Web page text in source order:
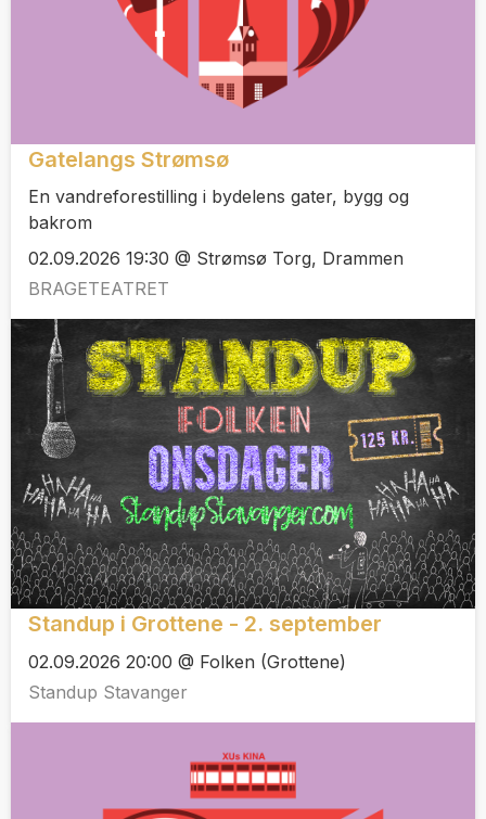
Gatelangs Strømsø
En vandreforestilling i bydelens gater, bygg og
bakrom
02.09.2026 19:30 @ Strømsø Torg, Drammen
BRAGETEATRET
Standup i Grottene - 2. september
02.09.2026 20:00 @ Folken (Grottene)
Standup Stavanger